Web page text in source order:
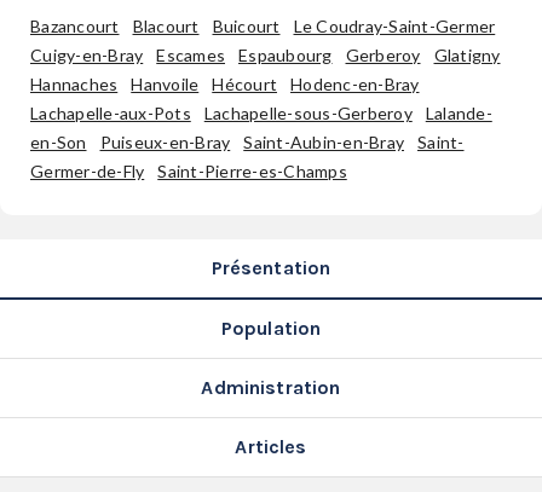
SERVICES
LA
GAZETTE
Bazancourt Blacourt Buicourt
Le Coudray-Saint-Germer
Cuigy-en-Bray
Escames Espaubourg Gerberoy
Glatigny
Hannaches
Hanvoile Hécourt
Hodenc-en-Bray
Lachapelle-aux-Pots
Lachapelle-sous-Gerberoy
Lalande-
en-Son
Puiseux-en-Bray Saint-Aubin-en-Bray
Saint-
Germer-de-Fly
Saint-Pierre-es-Champs
Présentation
Population
Administration
Articles